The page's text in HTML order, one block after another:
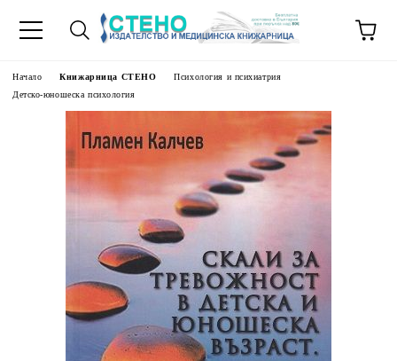
Начало Книжарница СТЕНО
Психология и психиатрия
Детско-юношеска психология